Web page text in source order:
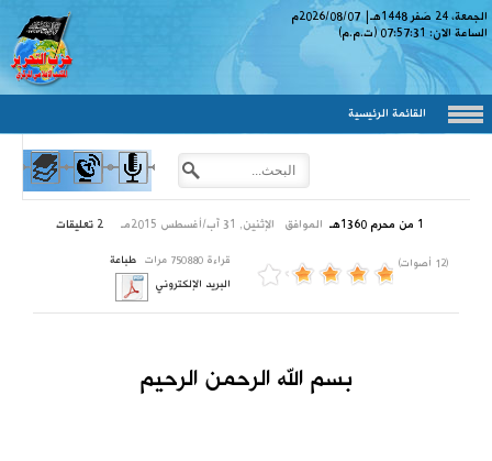
الجمعة، 24 صَفر 1448 هـ |
2026/08/07م
الساعة الان: 07:57:32(ت.م.م)
القائمة الرئيسية
1 من محرم 1360هـ الموافق الإثنين, 31 آب/أغسطس 2015مـ 2 تعليقات
قراءة 750880 مرات
طباعة
البريد الإلكتروني
(12 أصوات)
بسم الله الرحمن الرحيم